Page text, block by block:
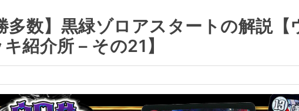
多数】黒緑ゾロアスタートの解説
紹介所 – その21】